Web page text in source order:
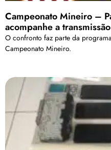
Campeonato Mineiro –
acompanhe a
O confronto faz parte da
Campeonato Mineiro.